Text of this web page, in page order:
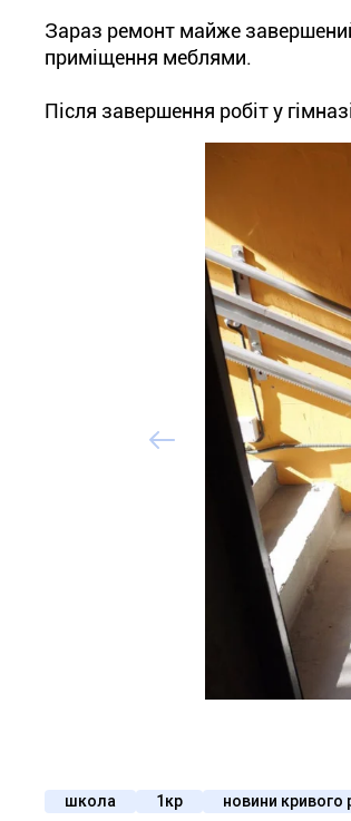
Зараз ремонт майже
приміщення меблями.
Після завершення робіт у
школа 1кр новини кривого